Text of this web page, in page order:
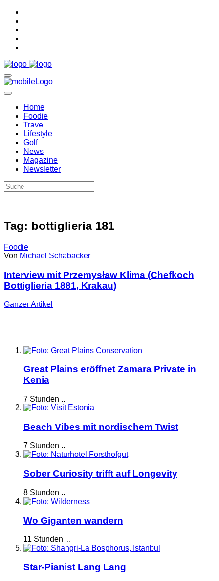
Home
Foodie
Travel
Lifestyle
Golf
News
Magazine
Newsletter
Tag: bottiglieria 181
Foodie
Von Michael Schabacker
Interview mit Przemysław Klima (Chefkoch
Bottiglieria 1881, Krakau)
GanzerArtikel
Great Plains eröffnet Zamara Private in
Kenia
7 Stunden ...
Beach Vibes mit nordischem Twist
7 Stunden ...
Sober Curiosity trifft auf Longevity
8 Stunden ...
Wo Giganten wandern
11 Stunden ...
Star-Pianist Lang Lang